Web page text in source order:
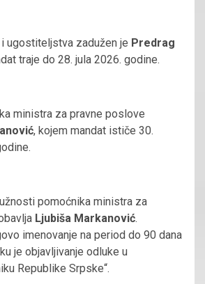
ugostiteljstva zadužen je Predrag
traje do 28. jula 2026. godine.
ministra za pravne poslove
, kojem mandat ističe 30.
pomoćnika ministra za
Ljubiša Markanović.
imenovanje na period do 90 dana
je objavljivanje odluke u
Republike Srpske“.